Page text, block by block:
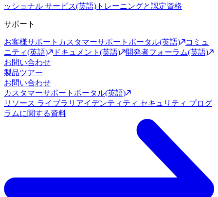
ッショナル サービス(英語) トレーニングと認定資格
サポート
お客様サポート カスタマーサポートポータル(英語)
コミュ
ニティ(英語)
ドキュメント(英語)
開発者フォーラム(英語)
お問い合わせ
製品ツアー
お問い合わせ
カスタマーサポートポータル(英語)
リソース ライブラリ アイデンティティ セキュリティ プログ
ラムに関する資料